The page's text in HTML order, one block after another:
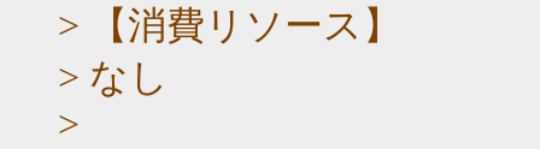
> 【消費リソース】
> なし
>